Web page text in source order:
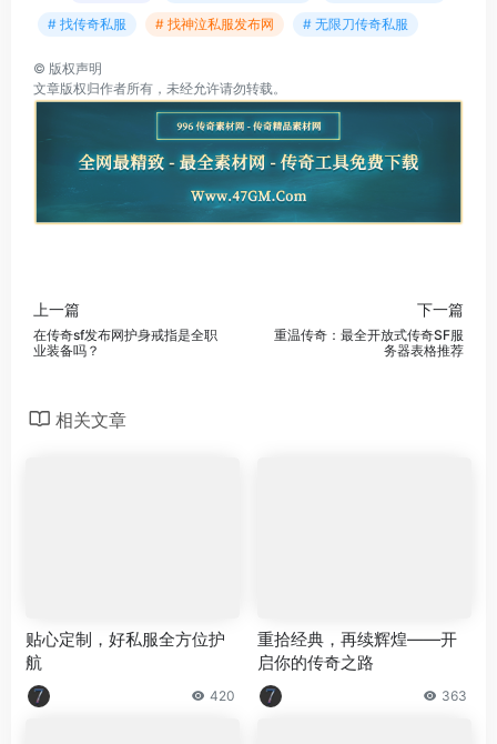
# 找传奇私服
# 找神泣私服发布网 # 无限刀传奇私服
© 版权声明
文章版权归作者所有，未经允许请勿转载。
上一篇
在传奇sf发布网护身戒指是全职
业装备吗？
下一篇
重温传奇：最全开放式传奇SF服
务器表格推荐
相关文章
贴心定制，好私服全方位护
航
420
重拾经典，再续辉煌——开
启你的传奇之路
363